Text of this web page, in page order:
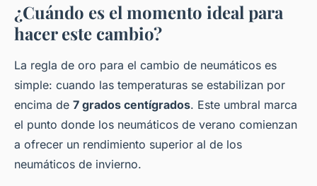
¿Cuándo es el momento ideal para
hacer este cambio?
La regla de oro para el cambio de neumáticos es
simple: cuando las temperaturas se estabilizan por
encima de 7 grados centígrados. Este umbral marca
el punto donde los neumáticos de verano comienzan
a ofrecer un rendimiento superior al de los
neumáticos de invierno.